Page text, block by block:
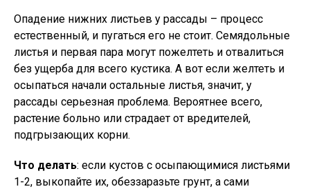
Опадение нижних листьев у рассады – процесс
естественный, и пугаться его не стоит. Семядольные
листья и первая пара могут пожелтеть и отвалиться
без ущерба для всего кустика. А вот если желтеть и
осыпаться начали остальные листья, значит, у
рассады серьезная проблема. Вероятнее всего,
растение больно или страдает от вредителей,
подгрызающих корни.
Что делать: если кустов с осыпающимися листьями
1-2, выкопайте их, обеззаразьте грунт, а сами